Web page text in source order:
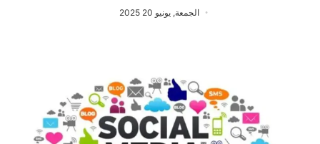
الجمعة, يونيو 20 2025